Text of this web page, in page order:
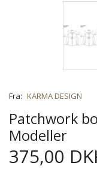
Fra: KARMA DESIGN
Patchwork
Modeller
375,00